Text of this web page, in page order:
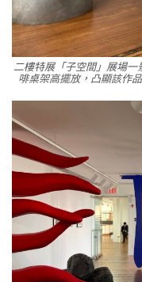
二樓特展「子空間」展場
啡桌架高擺放，凸顯該作